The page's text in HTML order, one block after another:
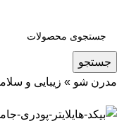
جستجو
مدرن شو » زیبایی و